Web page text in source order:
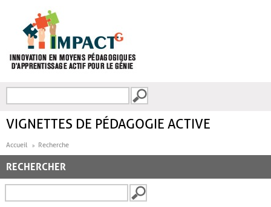
FORMULAIRE DE
VIGNETTES DE PÉDAGOGIE ACTIVE
Accueil Recherche
RECHERCHER